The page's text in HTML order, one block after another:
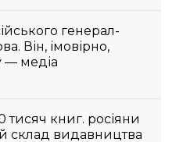
генерал-
Він, імовірно,
— медіа
книг. росіяни
склад видавництва